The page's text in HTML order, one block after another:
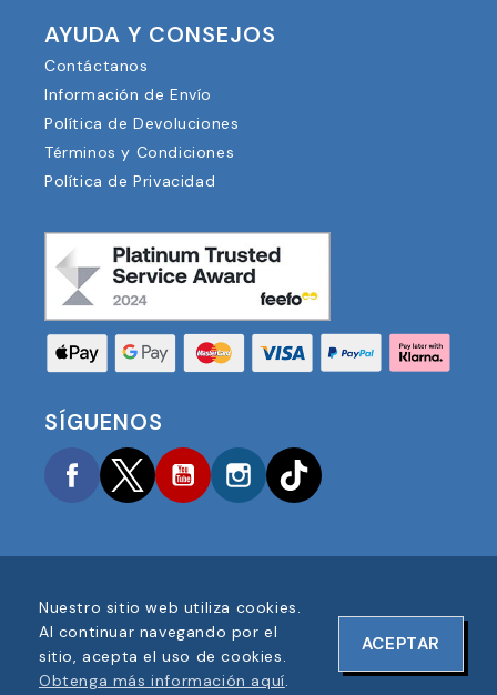
AYUDA Y CONSEJOS
Contáctanos
Información de Envío
Política de Devoluciones
Términos y Condiciones
Política de Privacidad
SÍGUENOS
FacebookTwitterYouTubeInstagram
COPYRIGHT © 2025 FOOTBALL AMERICA UK TODOS
LOS DERECHOS RESERVADOS
NÚMERO DE REGISTRO DE EMPRESA: 06354287
Nuestro sitio web utiliza cookies.
Al continuar navegando por el
sitio, acepta el uso de cookies.
Obtenga más información aquí.
ACEPTAR